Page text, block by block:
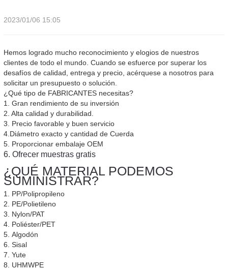
2023/01/06 15:05
Hemos logrado mucho reconocimiento y elogios de nuestros
clientes de todo el mundo. Cuando se esfuerce por superar los
desafíos de calidad, entrega y precio, acérquese a nosotros para
solicitar un presupuesto o solución.
¿Qué tipo de FABRICANTES necesitas?
1. Gran rendimiento de su inversión
2. Alta calidad y durabilidad.
3. Precio favorable y buen servicio
4.Diámetro exacto y cantidad de Cuerda
5. Proporcionar embalaje OEM
6. Ofrecer muestras gratis
¿QUÉ MATERIAL PODEMOS
SUMINISTRAR?
1. PP/Polipropileno
2. PE/Polietileno
3. Nylon/PAT
4. Poliéster/PET
5. Algodón
6. Sisal
7. Yute
8. UHMWPE